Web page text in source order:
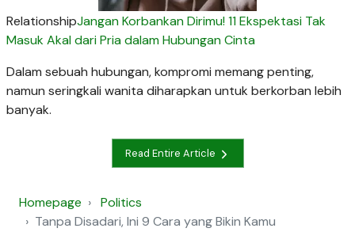
RelationshipJangan Korbankan Dirimu! 11 Ekspektasi Tak
Masuk Akal dari Pria dalam Hubungan Cinta
Dalam sebuah hubungan, kompromi memang penting,
namun seringkali wanita diharapkan untuk berkorban lebih
banyak.
Read Entire Article
Homepage
Politics
Tanpa Disadari, Ini 9 Cara yang Bikin Kamu